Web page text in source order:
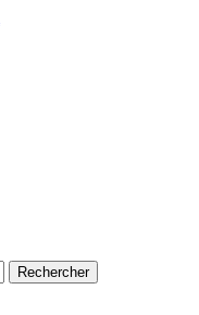
Rechercher